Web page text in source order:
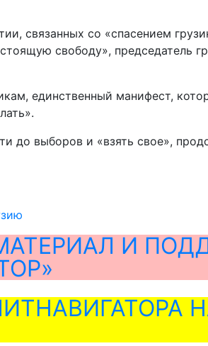
связанных со «спасением
свободу», председатель
единственный манифест,
до выборов и «взять свое»,
И